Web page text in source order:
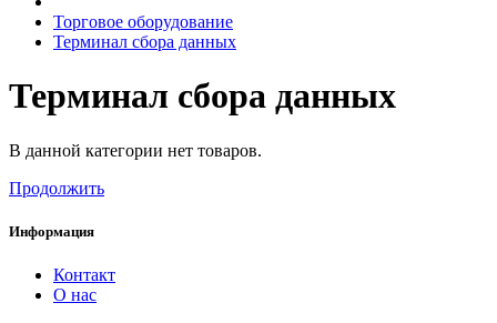
Торговое оборудование
Терминал сбора данных
Терминал сбора данных
В данной категории нет товаров.
Продолжить
Информация
Контакт
О нас